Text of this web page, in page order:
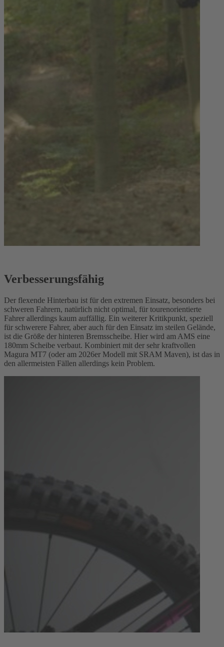
Verbesserungsfähig
Der flexende Hinterbau ist für den extremen Einsatz, besonders bei
schweren Fahrern, natürlich nicht optimal, für tourenorientierte
Fahrer allerdings kaum auffällig. Ein weiterer Kritikpunkt, speziell
für schwerere Fahrer, aber auch für den Einsatz im steilen Gelände,
ist die Größe der hinteren Bremsscheibe. Hier wird am AMS eine
180mm Scheibe verbaut. Kombiniert mit der sehr kraftvollen
Magura MT7 (oder am 2026er Modell mit SRAM Maven), ist das in
den allermeisten Fällen allerdings kein Problem.